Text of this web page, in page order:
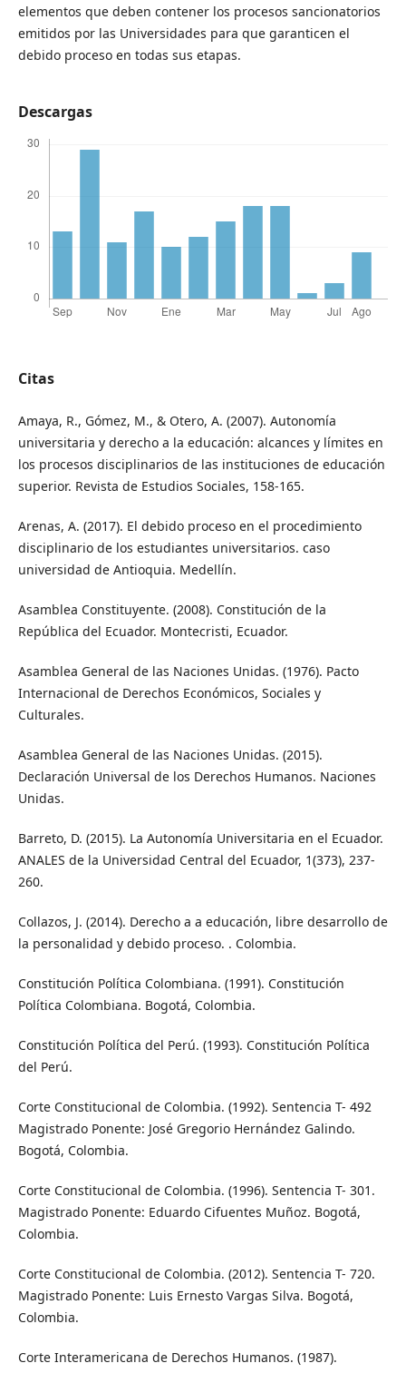
elementos que deben contener los procesos sancionatorios
emitidos por las Universidades para que garanticen el
debido proceso en todas sus etapas.
Descargas
Citas
Amaya, R., Gómez, M., & Otero, A. (2007). Autonomía
universitaria y derecho a la educación: alcances y límites en
los procesos disciplinarios de las instituciones de educación
superior. Revista de Estudios Sociales, 158-165.
Arenas, A. (2017). El debido proceso en el procedimiento
disciplinario de los estudiantes universitarios. caso
universidad de Antioquia. Medellín.
Asamblea Constituyente. (2008). Constitución de la
República del Ecuador. Montecristi, Ecuador.
Asamblea General de las Naciones Unidas. (1976). Pacto
Internacional de Derechos Económicos, Sociales y
Culturales.
Asamblea General de las Naciones Unidas. (2015).
Declaración Universal de los Derechos Humanos. Naciones
Unidas.
Barreto, D. (2015). La Autonomía Universitaria en el Ecuador.
ANALES de la Universidad Central del Ecuador, 1(373), 237-
260.
Collazos, J. (2014). Derecho a a educación, libre desarrollo de
la personalidad y debido proceso. . Colombia.
Constitución Política Colombiana. (1991). Constitución
Política Colombiana. Bogotá, Colombia.
Constitución Política del Perú. (1993). Constitución Política
del Perú.
Corte Constitucional de Colombia. (1992). Sentencia T- 492
Magistrado Ponente: José Gregorio Hernández Galindo.
Bogotá, Colombia.
Corte Constitucional de Colombia. (1996). Sentencia T- 301.
Magistrado Ponente: Eduardo Cifuentes Muñoz. Bogotá,
Colombia.
Corte Constitucional de Colombia. (2012). Sentencia T- 720.
Magistrado Ponente: Luis Ernesto Vargas Silva. Bogotá,
Colombia.
Corte Interamericana de Derechos Humanos. (1987).